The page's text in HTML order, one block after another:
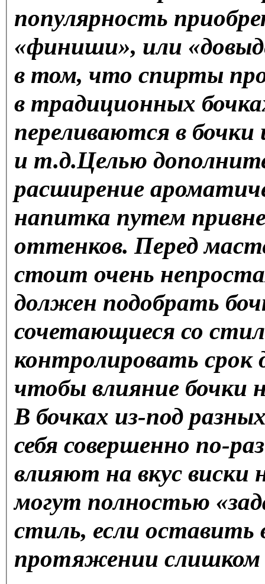
популярность
«финиши», или
в том, что спирты
в традиционных
переливаются в бочки
и т.д.Целью
расширение
напитка путем
оттенков. Перед
стоит очень
должен подобрать
сочетающиеся со
контролировать
чтобы влияние бочки
В бочках из-под
себя совершенно по-
влияют на вкус виски
могут полностью
стиль, если оставить
протяжении слишком